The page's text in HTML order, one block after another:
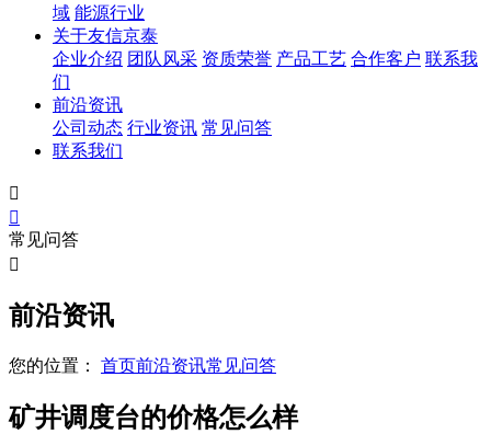
域 能源行业
关于友信京泰
企业介绍 团队风采 资质荣誉 产品工艺 合作客户 联系我
们
前沿资讯
公司动态 行业资讯 常见问答
联系我们


常见问答

前沿资讯
您的位置： 首页前沿资讯常见问答
矿井调度台的价格怎么样